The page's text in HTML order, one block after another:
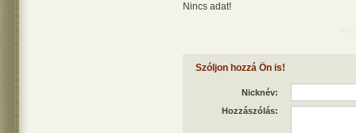
Nincs adat!
Szóljon hozzá Ön is!
Nicknév:
Hozzászólás: